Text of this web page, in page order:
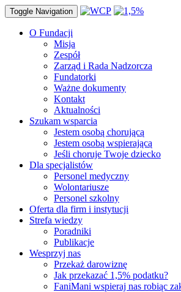
Toggle Navigation
O Fundacji
Misja
Zespół
Zarząd i Rada Nadzorcza
Fundatorki
Ważne dokumenty
Kontakt
Aktualności
Szukam wsparcia
Jestem osobą chorującą
Jestem osobą wspierającą
Jeśli choruje Twoje dziecko
Dla specjalistów
Personel medyczny
Wolontariusze
Personel szkolny
Oferta dla firm i instytucji
Strefa wiedzy
Poradniki
Publikacje
Wesprzyj nas
Przekaż darowiznę
Jak przekazać 1,5% podatku?
FaniMani wspieraj nas robiąc